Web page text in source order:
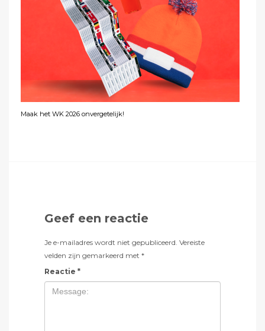
Maak het WK 2026 onvergetelijk!
Geef een reactie
Je e-mailadres wordt niet gepubliceerd. Vereiste
velden zijn gemarkeerd met *
Reactie *